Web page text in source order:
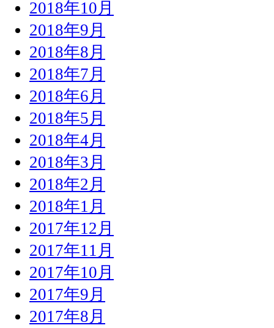
2018年10月
2018年9月
2018年8月
2018年7月
2018年6月
2018年5月
2018年4月
2018年3月
2018年2月
2018年1月
2017年12月
2017年11月
2017年10月
2017年9月
2017年8月